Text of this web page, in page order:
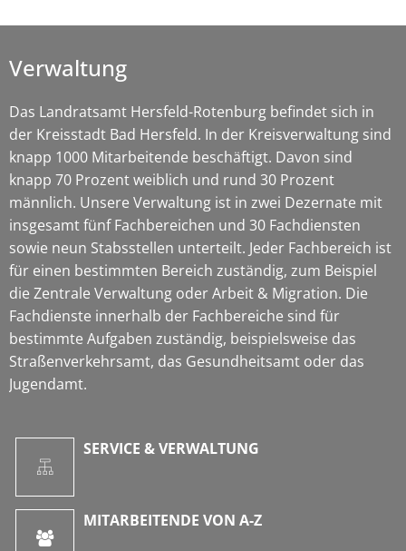
Verwaltung
Das Landratsamt Hersfeld-Rotenburg befindet sich in
der Kreisstadt Bad Hersfeld. In der Kreisverwaltung sind
knapp 1000 Mitarbeitende beschäftigt. Davon sind
knapp 70 Prozent weiblich und rund 30 Prozent
männlich. Unsere Verwaltung ist in zwei Dezernate mit
insgesamt fünf Fachbereichen und 30 Fachdiensten
sowie neun Stabsstellen unterteilt. Jeder Fachbereich ist
für einen bestimmten Bereich zuständig, zum Beispiel
die Zentrale Verwaltung oder Arbeit & Migration. Die
Fachdienste innerhalb der Fachbereiche sind für
bestimmte Aufgaben zuständig, beispielsweise das
Straßenverkehrsamt, das Gesundheitsamt oder das
Jugendamt.
SERVICE & VERWALTUNG
MITARBEITENDE VON A-Z